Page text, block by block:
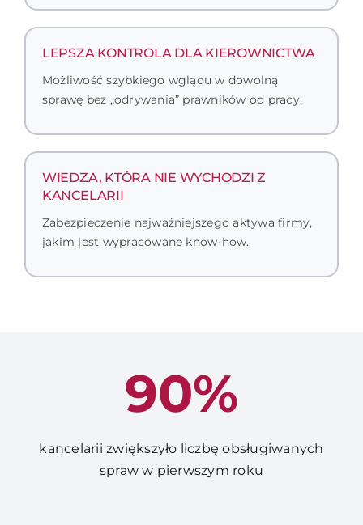
LEPSZA KONTROLA DLA KIEROWNICTWA
Możliwość szybkiego wglądu w dowolną
sprawę bez „odrywania” prawników od pracy.
WIEDZA, KTÓRA NIE WYCHODZI Z
KANCELARII
Zabezpieczenie najważniejszego aktywa firmy,
jakim jest wypracowane know-how.
90%
kancelarii zwiększyło liczbę obsługiwanych
spraw w pierwszym roku